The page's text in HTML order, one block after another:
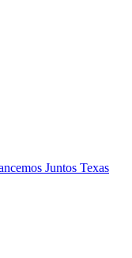
Juntos Texas